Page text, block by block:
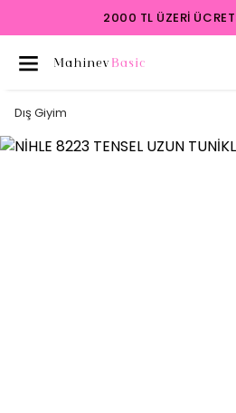
2000 TL ÜZERI
Dış Giyim